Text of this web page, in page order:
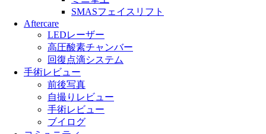
SMASフェイスリフト
Aftercare
LEDレーザー
高圧酸素チャンバー
回復点滴システム
手術レビュー
前後写真
自撮りレビュー
手術レビュー
ブイログ